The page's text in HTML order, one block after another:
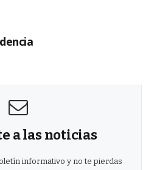
a las noticias
informativo y no te pierdas